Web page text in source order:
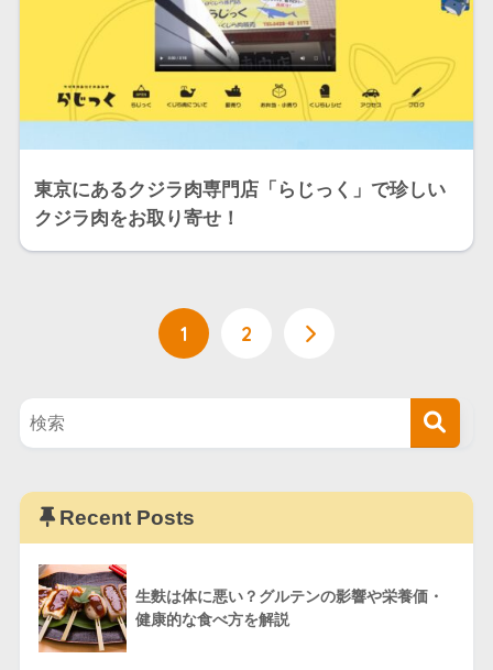
東京にあるクジラ肉専門店「らじっく」で珍しい
クジラ肉をお取り寄せ！
1 2
Recent Posts
生麩は体に悪い？グルテンの影響や栄養価・
健康的な食べ方を解説